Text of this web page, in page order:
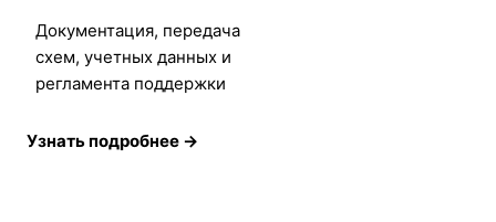
Документация, передача
схем, учетных данных и
регламента поддержки
Узнать подробнее →